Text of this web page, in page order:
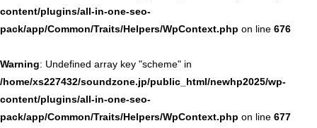
content/plugins/all-in-one-seo-
pack/app/Common/Traits/Helpers/WpContext.php on line 676
Warning: Undefined array key "scheme" in
/home/xs227432/soundzone.jp/public_html/newhp2025/wp-
content/plugins/all-in-one-seo-
pack/app/Common/Traits/Helpers/WpContext.php on line 677